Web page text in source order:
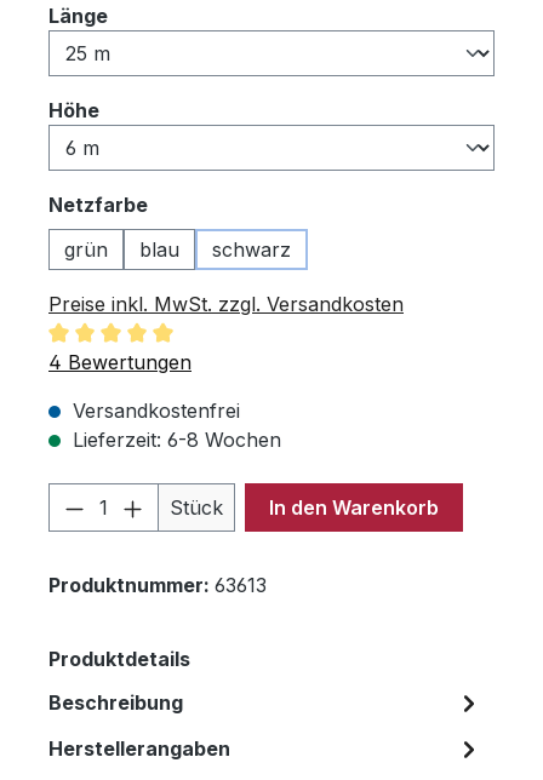
Längeauswählen
Höheauswählen
Netzfarbeauswählen
grün
blau schwarz
Preise inkl. MwSt. zzgl. Versandkosten
Durchschnittliche Bewertung von 5 von 5 Sternen
4 Bewertungen
Versandkostenfrei
Lieferzeit: 6-8 Wochen
Produkt Anzahl: Gib den
Stück In den Warenkorb
Produktnummer: 63613
Produktdetails
Beschreibung
Herstellerangaben